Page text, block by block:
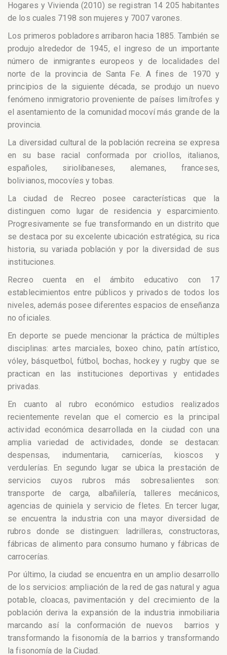
Hogares y Vivienda (2010) se registran 14 205 habitantes
de los cuales 7198 son mujeres y 7007 varones.
Los primeros pobladores arribaron hacia 1885. También se
produjo alrededor de 1945, el ingreso de un importante
número de inmigrantes europeos y de localidades del
norte de la provincia de Santa Fe. A fines de 1970 y
principios de la siguiente década, se produjo un nuevo
fenómeno inmigratorio proveniente de países limítrofes y
el asentamiento de la comunidad mocoví más grande de la
provincia.
La diversidad cultural de la población recreina se expresa
en su base racial conformada por criollos, italianos,
españoles, siriolibaneses, alemanes, franceses,
bolivianos, mocovíes y tobas.
La ciudad de Recreo posee características que la
distinguen como lugar de residencia y esparcimiento.
Progresivamente se fue transformando en un distrito que
se destaca por su excelente ubicación estratégica, su rica
historia, su variada población y por la diversidad de sus
instituciones.
Recreo cuenta en el ámbito educativo con 17
establecimientos entre públicos y privados de todos los
niveles, además posee diferentes espacios de enseñanza
no oficiales.
En deporte se puede mencionar la práctica de múltiples
disciplinas: artes marciales, boxeo chino, patín artístico,
vóley, básquetbol, fútbol, bochas, hockey y rugby que se
practican en las instituciones deportivas y entidades
privadas.
En cuanto al rubro económico estudios realizados
recientemente revelan que el comercio es la principal
actividad económica desarrollada en la ciudad con una
amplia variedad de actividades, donde se destacan:
despensas, indumentaria, carnicerías, kioscos y
verdulerías. En segundo lugar se ubica la prestación de
servicios cuyos rubros más sobresalientes son:
transporte de carga, albañilería, talleres mecánicos,
agencias de quiniela y servicio de fletes. En tercer lugar,
se encuentra la industria con una mayor diversidad de
rubros donde se distinguen: ladrilleras, constructoras,
fábricas de alimento para consumo humano y fábricas de
carrocerías.
Por último, la ciudad se encuentra en un amplio desarrollo
de los servicios: ampliación de la red de gas natural y agua
potable, cloacas, pavimentación y del crecimiento de la
población deriva la expansión de la industria inmobiliaria
marcando así la conformación de nuevos barrios y
transformando la fisonomía de la barrios y transformando
la fisonomía de la Ciudad.